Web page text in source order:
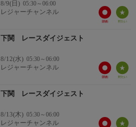
8/9(日) 05:30～06:00
レジャーチャンネル
下関 レースダイジェスト
8/12(水) 05:30～06:00
レジャーチャンネル
下関 レースダイジェスト
8/13(木) 05:30～06:00
レジャーチャンネル